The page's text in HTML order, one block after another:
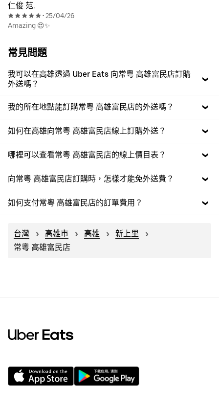
仁俊 范.
• 25/04/26
Amazing 😍✨
常見問題
我可以在高雄透過 Uber Eats 向常粵 高雄富民店訂購
外送嗎？
我的所在地點能訂購常粵 高雄富民店的外送嗎？
如何在高雄向常粵 高雄富民店線上訂購外送？
哪裡可以查看常粵 高雄富民店的線上價目表？
向常粵 高雄富民店訂購時，怎樣才能免外送費？
如何支付常粵 高雄富民店的訂單費用？
台灣 高雄市 高雄
新上里
常粵 高雄富民店